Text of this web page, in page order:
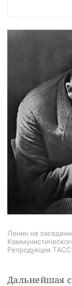
Ленин на
Репродукция ТАСС
Дальнейшая